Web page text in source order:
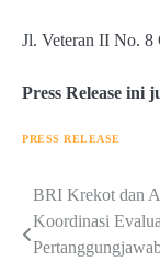
Jl. Veteran II No. 8
Press Release ini
PRESS RELEASE
Navigasi
pos
BRI Krekot dan
Koordinasi